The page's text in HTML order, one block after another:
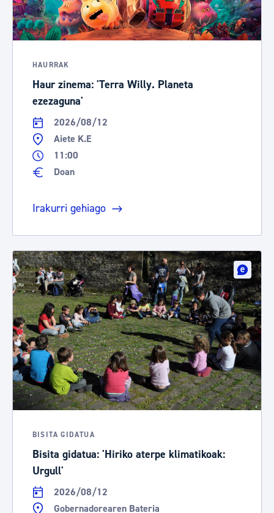
HAURRAK
Haur zinema: 'Terra Willy. Planeta
ezezaguna'
2026/08/12
Aiete K.E
11:00
Doan
Irakurri gehiago
BISITA GIDATUA
Bisita gidatua: 'Hiriko aterpe klimatikoak:
Urgull'
2026/08/12
Gobernadorearen Bateria